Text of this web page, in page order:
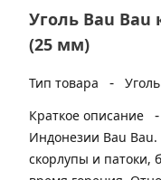
Уголь Bau Bau
(25 мм)
Тип товара - Уголь
Краткое описание
-
Индонезии Bau Bau.
скорлупы и патоки,